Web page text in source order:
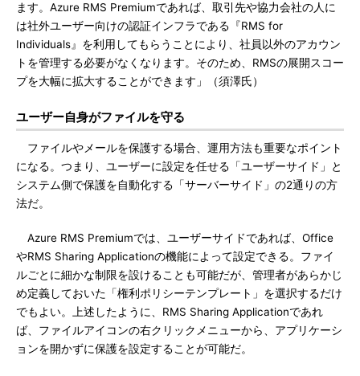
ます。Azure RMS Premiumであれば、取引先や協力会社の人に
は社外ユーザー向けの認証インフラである『RMS for
Individuals』を利用してもらうことにより、社員以外のアカウン
トを管理する必要がなくなります。そのため、RMSの展開スコー
プを大幅に拡大することができます」（須澤氏）
ユーザー自身がファイルを守る
ファイルやメールを保護する場合、運用方法も重要なポイント
になる。つまり、ユーザーに設定を任せる「ユーザーサイド」と
システム側で保護を自動化する「サーバーサイド」の2通りの方
法だ。
Azure RMS Premiumでは、ユーザーサイドであれば、Office
やRMS Sharing Applicationの機能によって設定できる。ファイ
ルごとに細かな制限を設けることも可能だが、管理者があらかじ
め定義しておいた「権利ポリシーテンプレート」を選択するだけ
でもよい。上述したように、RMS Sharing Applicationであれ
ば、ファイルアイコンの右クリックメニューから、アプリケーシ
ョンを開かずに保護を設定することが可能だ。